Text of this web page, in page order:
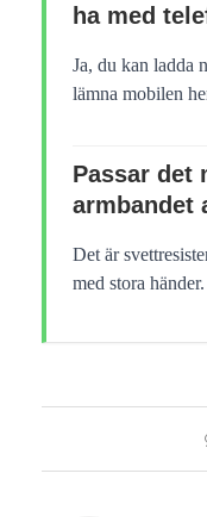
ha med
Ja, du kan ladda
lämna mobilen
Passar det
armbandet
Det är
med stora händer.